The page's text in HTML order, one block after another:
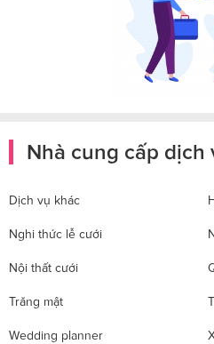
Nhà cung cấp dịch
Dịch vụ khác
Nghi thức lễ cưới
Nội thất cưới
Trăng mật
Wedding planner